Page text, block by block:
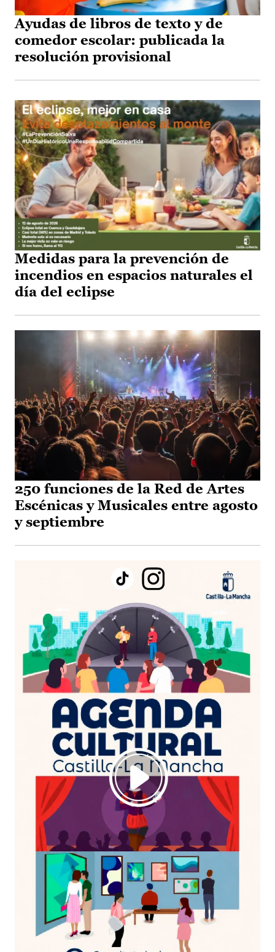
Ayudas de libros de texto y de
comedor escolar: publicada la
resolución provisional
Medidas para la prevención de
incendios en espacios naturales el
día del eclipse
250 funciones de la Red de Artes
Escénicas y Musicales entre agosto
y septiembre